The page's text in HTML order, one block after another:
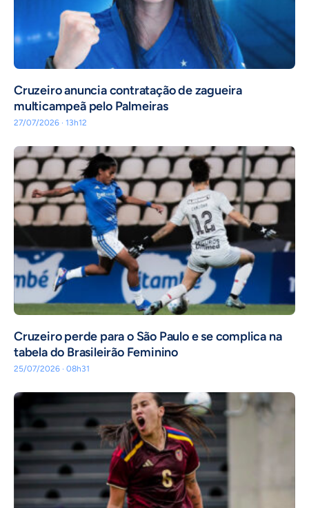
Cruzeiro anuncia contratação de zagueira
multicampeã pelo Palmeiras
27/07/2026 · 13h12
Cruzeiro perde para o São Paulo e se complica na
tabela do Brasileirão Feminino
25/07/2026 · 08h31